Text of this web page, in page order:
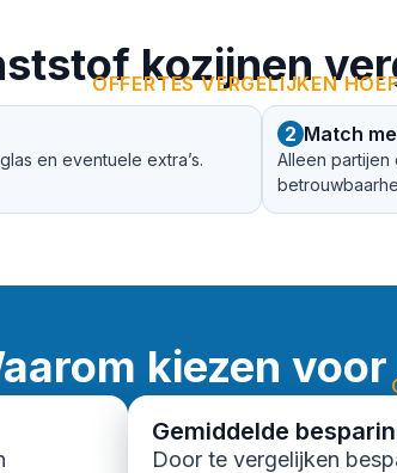
kozijnen
OFFERTES VERGELIJKEN
en eventuele extra’s.
2 Match
Alleen
kiezen
Gemiddelde
Door te vergelijken